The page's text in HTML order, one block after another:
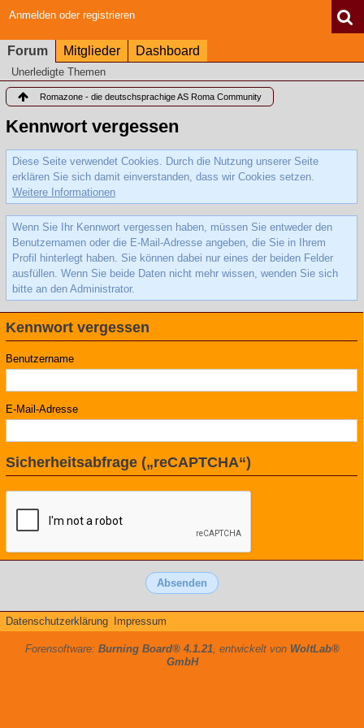
Anmelden oder registrieren
Forum Mitglieder Dashboard
Unerledigte Themen
Romazone - die deutschsprachige AS Roma Community
Kennwort vergessen
Diese Seite verwendet Cookies. Durch die Nutzung unserer Seite
erklären Sie sich damit einverstanden, dass wir Cookies setzen.
Weitere Informationen
Wenn Sie Ihr Kennwort vergessen haben, müssen Sie entweder den
Benutzernamen oder die E-Mail-Adresse angeben, die Sie in Ihrem
Profil hinterlegt haben. Sie können dabei nur eines der beiden Felder
ausfüllen. Wenn Sie beide Daten nicht mehr wissen, wenden Sie sich
bitte an den Administrator.
Kennwort vergessen
Benutzername
E-Mail-Adresse
Sicherheitsabfrage („reCAPTCHA“)
Datenschutzerklärung Impressum
Forensoftware: Burning Board® 4.1.21, entwickelt von WoltLab®
GmbH